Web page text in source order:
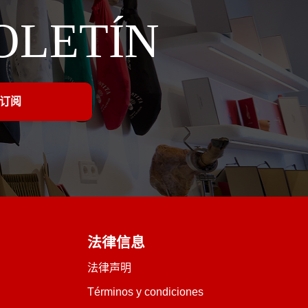
法律信息
法律声明
Términos y condiciones